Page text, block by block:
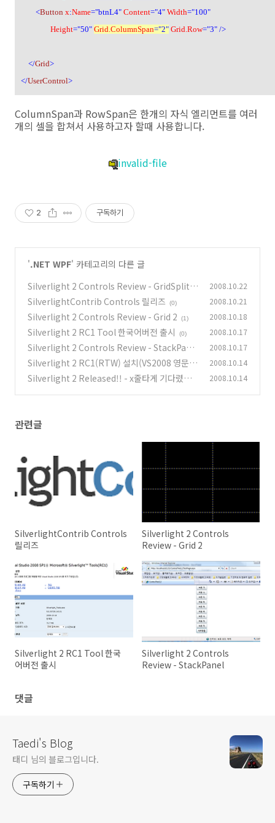
<Button x:Name="btnL4" Content="4" Width="100"
Height="50" Grid.ColumnSpan="2" Grid.Row="3" />
</Grid>
</UserControl>
ColumnSpan과 RowSpan은 한개의 자식 엘리먼트를 여러
개의 셀을 합쳐서 사용하고자 할때 사용합니다.
invalid-file
2 구독하기
'.NET WPF' 카테고리의 다른 글
Silverlight 2 Controls Review - GridSplitte
r
(0)
2008.10.22
SilverlightContrib Controls 릴리즈 (0) 2008.10.21
Silverlight 2 Controls Review - Grid 2 (1) 2008.10.18
Silverlight 2 RC1 Tool 한국어버전 출시 (0) 2008.10.17
Silverlight 2 Controls Review - StackPane
l (0)
2008.10.17
Silverlight 2 RC1(RTW) 설치(VS2008 영문버
전 기준)
(0)
2008.10.14
Silverlight 2 Released!! - x줄타게 기다렸습
2008.10.14
관련글
SilverlightContrib Controls
릴리즈
Silverlight 2 Controls
Review - Grid 2
Silverlight 2 RC1 Tool 한국
어버전 출시
Silverlight 2 Controls
Review - StackPanel
댓글
Taedi's Blog
태디 님의 블로그입니다.
구독하기